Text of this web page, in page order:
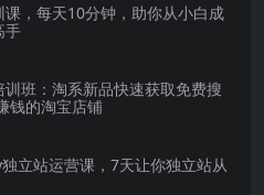
课，每天10分钟，助你从小白成
手
班：淘系新品快速获取免费搜
钱的淘宝店铺
立站运营课，7天让你独立站从